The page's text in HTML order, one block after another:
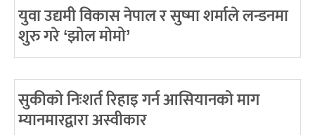
युवा उद्यमी विकास नेपाल र सुष्मा शर्माले लन्डनमा
शुरु गरे ‘झोल मोमो’
सुकीको निःशर्त रिहाइ गर्न आसियानको माग
म्यानमारद्वारा अस्वीकार